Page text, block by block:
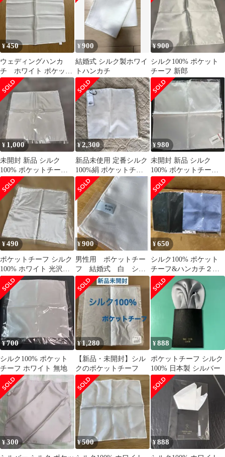
パンゴールド】
¥450
ウェディングハンカ
チ ホワイト ポケット
チーフ シルク100% 無
地
¥900
結婚式 シルク製ホワイ
トハンカチ
¥900
シルク100% ポケット
チーフ 新郎
¥ 1,000
未開封 新品 シルク
100% ポケットチーフ
ホワイト 無地
¥2,300
新品未使用 定番シルク
100%絹 ポケットチー
フ ホワイト 日本製 白
ハンカチ
¥980
未開封 新品 シルク
100% ポケットチーフ
ホワイト 無地
¥490
ポケットチーフ シルク
100% ホワイト 光沢
結婚式
¥900
男性用 ポケットチー
フ 結婚式 白 シル
ク100% 1回のみ使用
¥650
シルク100% ポケット
チーフ&ハンカチ２枚
組
¥700
シルク100% ポケット
チーフ ホワイト 無地
¥1,280
【新品・未開封】シル
クのポケットチーフ
¥888
ポケットチーフ シルク
100% 日本製 シルバー
¥300 ¥500 ¥888